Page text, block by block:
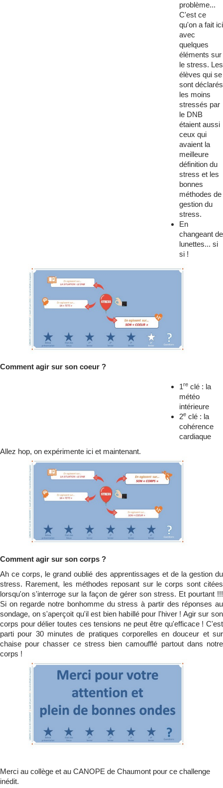
problème...
C'est ce
qu'on a fait ici
avec
quelques
éléments sur
le stress. Les
élèves qui se
sont déclarés
les moins
stressés par
le DNB
étaient aussi
ceux qui
avaient la
meilleure
définition du
stress et les
bonnes
méthodes de
gestion du
stress.
En
changeant de
lunettes... si
si !
Comment agir sur son coeur ?
1re clé : la
météo
intérieure
2e clé : la
cohérence
cardiaque
Allez hop, on expérimente ici et maintenant.
Comment agir sur son corps ?
Ah ce corps, le grand oublié des apprentissages et de la gestion du
stress. Rarement, les méthodes reposant sur le corps sont citées
lorsqu'on s'interroge sur la façon de gérer son stress. Et pourtant !!!
Si on regarde notre bonhomme du stress à partir des réponses au
sondage, on s'aperçoit qu'il est bien habillé pour l'hiver ! Agir sur son
corps pour délier toutes ces tensions ne peut être qu'efficace ! C'est
parti pour 30 minutes de pratiques corporelles en douceur et sur
chaise pour chasser ce stress bien camoufflé partout dans notre
corps !
Merci au collège et au CANOPE de Chaumont pour ce challenge
inédit.